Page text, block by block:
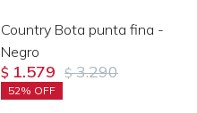
Country Bota punta fina -
Negro
$ 1.579 $ 3.290
52